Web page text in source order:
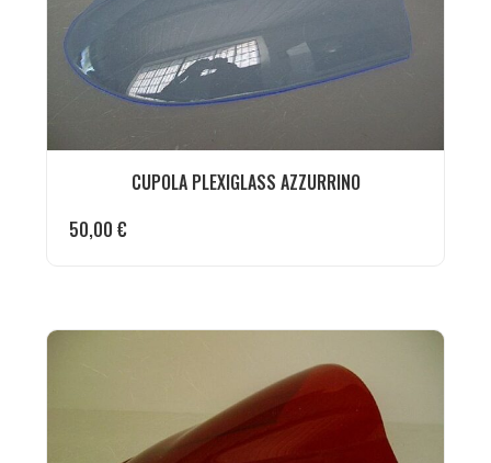
CUPOLA PLEXIGLASS AZZURRINO
50,00 €